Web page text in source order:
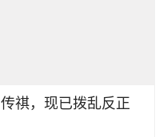
传祺，现已拨乱反正